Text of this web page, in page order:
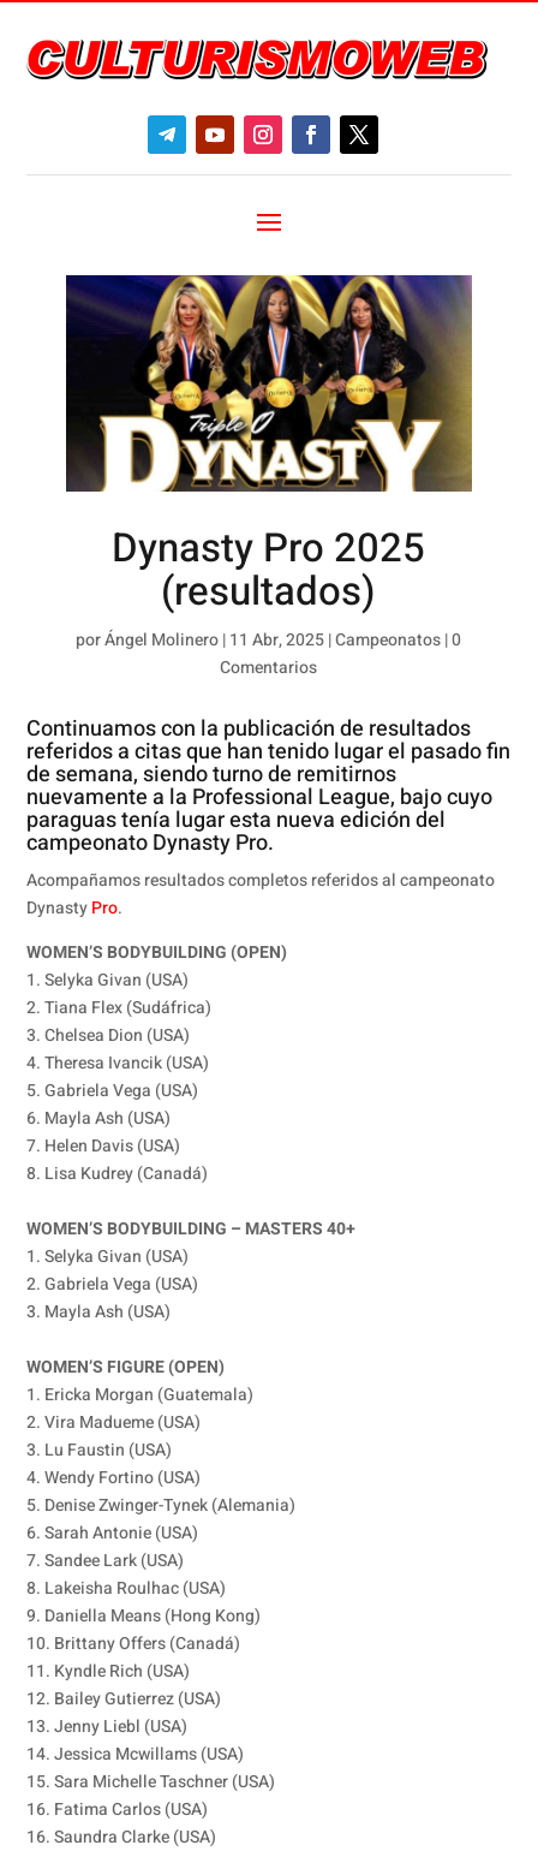
Dynasty Pro 2025
(resultados)
porÁngel Molinero|11 Abr, 2025|Campeonatos|0
Comentarios
Continuamos con la publicación de resultados
referidos a citas que han tenido lugar el pasado fin
de semana, siendo turno de remitirnos
nuevamente a la Professional League, bajo cuyo
paraguas tenía lugar esta nueva edición del
campeonato Dynasty Pro.
Acompañamos resultados completos referidos al campeonato
DynastyPro.
WOMEN’S BODYBUILDING (OPEN)
1. Selyka Givan (USA)
2. Tiana Flex (Sudáfrica)
3. Chelsea Dion (USA)
4. Theresa Ivancik (USA)
5. Gabriela Vega (USA)
6. Mayla Ash (USA)
7. Helen Davis (USA)
8. Lisa Kudrey (Canadá)
WOMEN’S BODYBUILDING – MASTERS 40+
1. Selyka Givan (USA)
2. Gabriela Vega (USA)
3. Mayla Ash (USA)
WOMEN’S FIGURE (OPEN)
1. Ericka Morgan (Guatemala)
2. Vira Madueme (USA)
3. Lu Faustin (USA)
4. Wendy Fortino (USA)
5. Denise Zwinger-Tynek (Alemania)
6. Sarah Antonie (USA)
7. Sandee Lark (USA)
8. Lakeisha Roulhac (USA)
9. Daniella Means (Hong Kong)
10. Brittany Offers (Canadá)
11. Kyndle Rich (USA)
12. Bailey Gutierrez (USA)
13. Jenny Liebl (USA)
14. Jessica Mcwillams (USA)
15. Sara Michelle Taschner (USA)
16. Fatima Carlos (USA)
16. Saundra Clarke (USA)